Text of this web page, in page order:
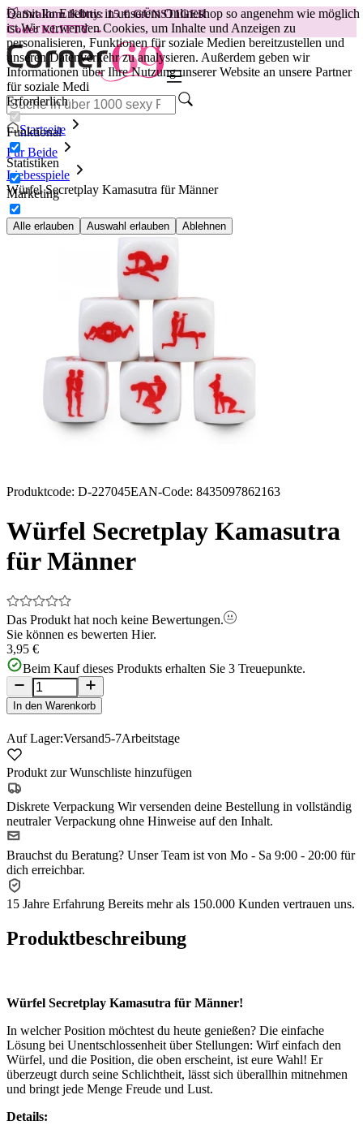
Damit Ihr Erlebnis in unserem Onlineshop so angenehm wie möglich
ist.Wir verwenden Cookies, um Inhalte und Anzeigen zu
personalisieren, Funktionen für soziale Medien bereitzustellen und
unseren Datenverkehr zu analysieren. Außerdem geben wir
Informationen über Ihre Nutzung unserer Website an unsere Partner
für soziale Medi
Erforderlich
Funktional
Statistiken
Marketing
Alle erlauben Auswahl erlauben Ablehnen
😽Svakom Klitty: 15 € GÜNSTIGER
Code: KLITTY →
Startseite
Für Beide
Liebesspiele
Würfel Secretplay Kamasutra für Männer
Produktcode: D-227045EAN-Code: 8435097862163
Würfel Secretplay Kamasutra
für Männer
Das Produkt hat noch keine Bewertungen.
Sie können es bewerten Hier.
3,95 €
Beim Kauf dieses Produkts erhalten Sie 3 Treuepunkte.
In den Warenkorb
Auf Lager:Versand5-7Arbeitstage
Produkt zur Wunschliste hinzufügen
Diskrete Verpackung Wir versenden deine Bestellung in vollständig
neutraler Verpackung ohne Hinweise auf den Inhalt.
Brauchst du Beratung? Unser Team ist von Mo - Sa 9:00 - 20:00 für
dich erreichbar.
15 Jahre Erfahrung Bereits mehr als 150.000 Kunden vertrauen uns.
Produktbeschreibung
Würfel Secretplay Kamasutra für Männer!
In welcher Position möchtest du heute genießen? Die einfache
Lösung bei Unentschlossenheit über Stellungen: Wirf einfach den
Würfel, und die Position, die oben erscheint, ist eure Wahl! Er
überzeugt durch seine Schlichtheit, lässt sich überallhin mitnehmen
und bringt jede Menge Freude und Lust.
Details: